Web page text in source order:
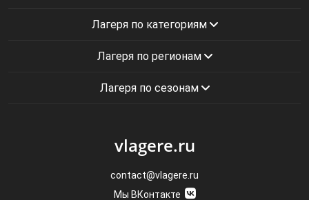
Лагеря по категориям
Лагеря по регионам
Лагеря по сезонам
vlagere.ru
contact@vlagere.ru
Мы ВКонтакте